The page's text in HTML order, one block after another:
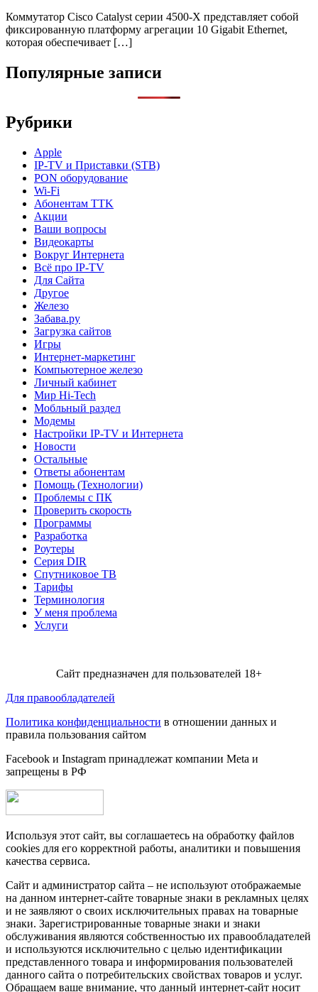
Коммутатор Cisco Catalyst серии 4500-X представляет собой
фиксированную платформу агрегации 10 Gigabit Ethernet,
которая обеспечивает […]
Популярные записи
Рубрики
Apple
IP-TV и Приставки (STB)
PON оборудование
Wi-Fi
Абонентам TTK
Акции
Ваши вопросы
Видеокарты
Вокруг Интернета
Всё про IP-TV
Для Сайта
Другое
Железо
Забава.ру
Загрузка сайтов
Игры
Интернет-маркетинг
Компьютерное железо
Личный кабинет
Мир Hi-Tech
Мобльный раздел
Модемы
Настройки IP-TV и Интернета
Новости
Остальные
Ответы абонентам
Помощь (Технологии)
Проблемы с ПК
Проверить скорость
Программы
Разработка
Роутеры
Серия DIR
Спутниковое ТВ
Тарифы
Терминология
У меня проблема
Услуги
Сайт предназначен для пользователей 18+
Для правообладателей
Политика конфиденциальности в отношении данных и
правила пользования сайтом
Facebook и Instagram принадлежат компании Metа и
запрещены в РФ
Используя этот сайт, вы соглашаетесь на обработку файлов
cookies для его корректной работы, аналитики и повышения
качества сервиса.
Сайт и администратор сайта – не используют отображаемые
на данном интернет-сайте товарные знаки в рекламных целях
и не заявляют о своих исключительных правах на товарные
знаки. Зарегистрированные товарные знаки и знаки
обслуживания являются собственностью их правообладателей
и используются исключительно с целью идентификации
представленного товара и информирования пользователей
данного сайта о потребительских свойствах товаров и услуг.
Обращаем ваше внимание, что данный интернет-сайт носит